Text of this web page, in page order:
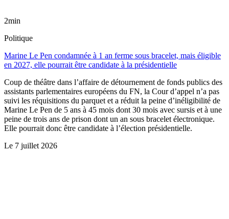
2min
Politique
Marine Le Pen condamnée à 1 an ferme sous bracelet, mais éligible
en 2027, elle pourrait être candidate à la présidentielle
Coup de théâtre dans l’affaire de détournement de fonds publics des
assistants parlementaires européens du FN, la Cour d’appel n’a pas
suivi les réquisitions du parquet et a réduit la peine d’inéligibilité de
Marine Le Pen de 5 ans à 45 mois dont 30 mois avec sursis et à une
peine de trois ans de prison dont un an sous bracelet électronique.
Elle pourrait donc être candidate à l’élection présidentielle.
Le 7 juillet 2026